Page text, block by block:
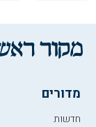
מדורים
חדשות